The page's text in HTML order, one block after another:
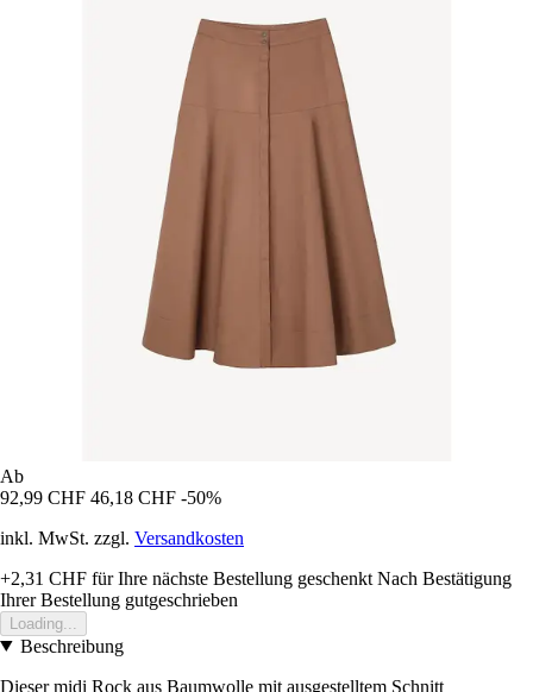
Ab
92,99 CHF 46,18 CHF -50%
inkl. MwSt. zzgl. Versandkosten
+2,31 CHF für Ihre nächste Bestellung geschenkt Nach Bestätigung
Ihrer Bestellung gutgeschrieben
Loading...
Beschreibung
Dieser midi Rock aus Baumwolle mit ausgestelltem Schnitt